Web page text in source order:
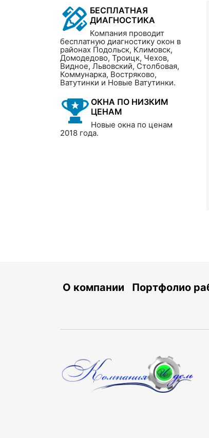
БЕСПЛАТНАЯ
ДИАГНОСТИКА
Компания проводит
бесплатную диагностику окон в
районах Подольск, Климовск,
Домодедово, Троицк, Чехов,
Видное, Львовский, Столбовая,
Коммунарка, Востряково,
Ватутинки и Новые Ватутинки.
ОКНА ПО НИЗКИМ
ЦЕНАМ
Новые окна по ценам
2018 года.
О компании Портфолио